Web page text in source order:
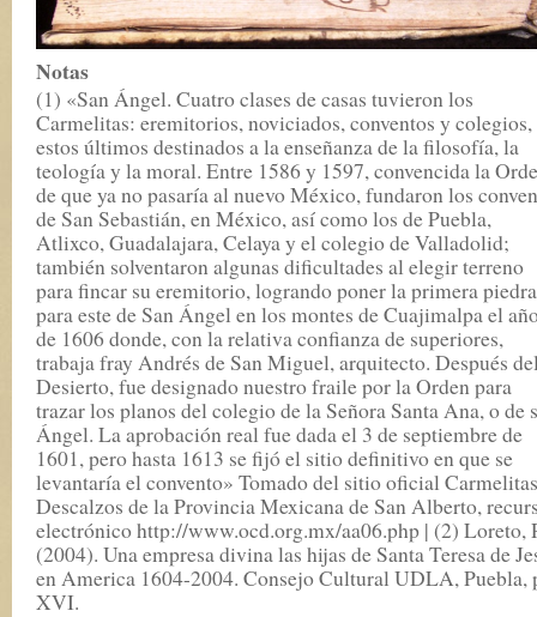
Notas
(1) «San Ángel. Cuatro clases de casas tuvieron los
Carmelitas: eremitorios, noviciados, conventos y colegios,
estos últimos destinados a la enseñanza de la filosofía, la
teología y la moral. Entre 1586 y 1597, convencida la
de que ya no pasaría al nuevo México, fundaron los
de San Sebastián, en México, así como los de Puebla,
Atlixco, Guadalajara, Celaya y el colegio de Valladolid;
también solventaron algunas dificultades al elegir terreno
para fincar su eremitorio, logrando poner la primera piedra
para este de San Ángel en los montes de Cuajimalpa el
de 1606 donde, con la relativa confianza de superiores,
trabaja fray Andrés de San Miguel, arquitecto. Después
Desierto, fue designado nuestro fraile por la Orden para
trazar los planos del colegio de la Señora Santa Ana, o de
Ángel. La aprobación real fue dada el 3 de septiembre de
1601, pero hasta 1613 se fijó el sitio definitivo en que se
levantaría el convento» Tomado del sitio oficial Carmelitas
Descalzos de la Provincia Mexicana de San Alberto,
electrónico http://www.ocd.org.mx/aa06.php | (2) Loreto,
(2004). Una empresa divina las hijas de Santa Teresa de
en America 1604-2004. Consejo Cultural UDLA, Puebla,
XVI.